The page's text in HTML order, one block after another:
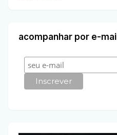
acompanhar por e-mail